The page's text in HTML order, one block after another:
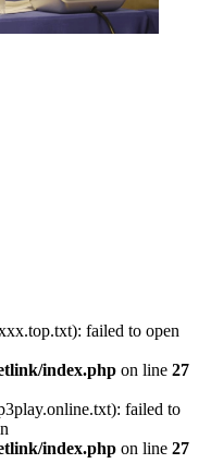
failed to open
index.php on line 27
failed to
index.php on line 27